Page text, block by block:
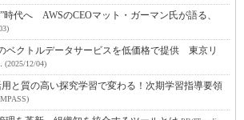
時代へ AWSのCEOマット・ガーマン氏が語る、
ベクトルデータサービスを低価格で提供 東京リ
(2025/12/04)
用と質の高い探究学習で変わる！次期学習指導要領